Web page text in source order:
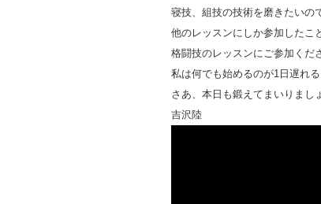
寝技、組技の技術を磨きたいの
他のレッスンにしか参加したこ
格闘技のレッスンにご参加くだ
私は何でも始めるのが1日遅れ
さあ、本日も鍛えてまいりまし
吉沢陸